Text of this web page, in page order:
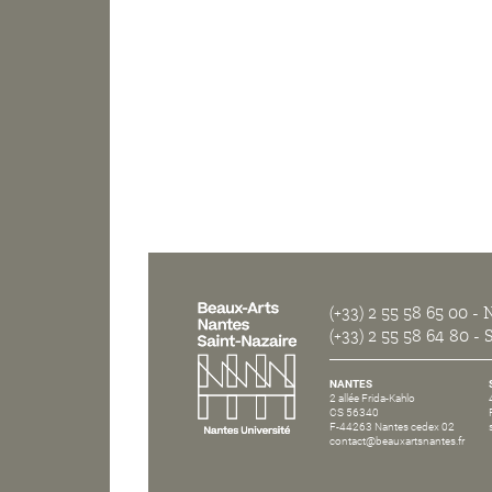
(+33) 2 55 58 65 00 -
(+33) 2 55 58 64 80 -
NANTES
2 allée Frida-Kahlo
CS 56340
F-44263 Nantes cedex 02
contact@beauxartsnantes.fr